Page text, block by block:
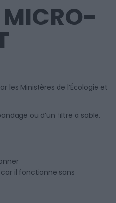
MICRO-
les Ministères de l’Écologie et
ou d’un filtre à sable.
il fonctionne sans